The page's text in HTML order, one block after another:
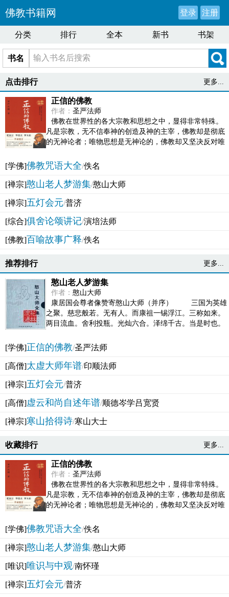
佛教书籍网 登录 注册
分类 排行 全本 新书 书架
书名
点击排行 更多...
正信的佛教
作者： 圣严法师
佛教在世界性的各大宗教和思想之中，显得非常特殊。
凡是宗教，无不信奉神的创造及神的主宰，佛教却是彻底
的无神论者；唯物思想是无神论的，佛教却又坚决反对唯
[学佛]佛教咒语大全/佚名
[禅宗]憨山老人梦游集/憨山大师
[禅宗]五灯会元/普济
[综合]俱舍论颂讲记/演培法师
[佛教]百喻故事广释/佚名
推荐排行 更多...
憨山老人梦游集
作者： 憨山大师
康居国会尊者像赞寄憨山大师（并序） 三国为英雄
之聚。慈悲般若。无有人。而康祖一锡浮江。三称如来。
两目流血。舍利投瓶。光灿六合。泽绵千古。当是时也。
[学佛]正信的佛教/圣严法师
[高僧]太虚大师年谱/印顺法师
[禅宗]五灯会元/普济
[高僧]虚云和尚自述年谱/顺德岑学吕宽贤
[禅宗]寒山拾得诗/寒山大士
收藏排行 更多...
正信的佛教
作者： 圣严法师
佛教在世界性的各大宗教和思想之中，显得非常特殊。
凡是宗教，无不信奉神的创造及神的主宰，佛教却是彻底
的无神论者；唯物思想是无神论的，佛教却又坚决反对唯
[学佛]佛教咒语大全/佚名
[禅宗]憨山老人梦游集/憨山大师
[唯识]唯识与中观/南怀瑾
[禅宗]五灯会元/普济